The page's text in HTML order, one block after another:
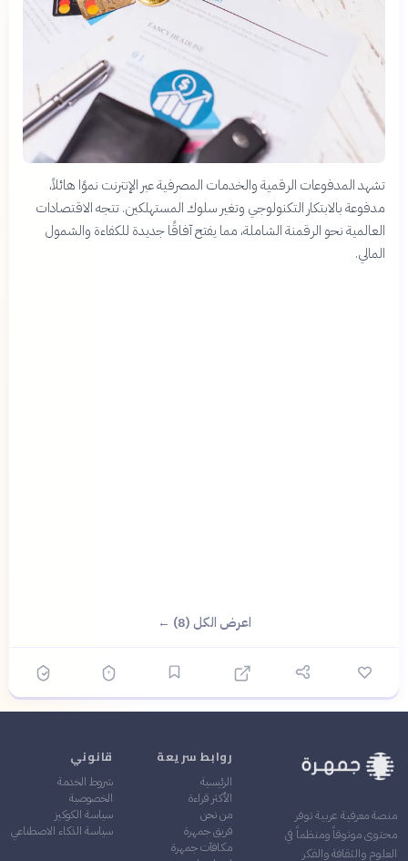
تشهد المدفوعات الرقمية والخدمات المصرفية عبر الإنترنت نموًا هائلاً،
مدفوعة بالابتكار التكنولوجي وتغير سلوك المستهلكين. تتجه الاقتصادات
العالمية نحو الرقمنة الشاملة، مما يفتح آفاقًا جديدة للكفاءة والشمول
المالي.
اعرض الكل (8) ←
منصة معرفية عربية توفر
محتوى موثوقاً ومنظماً في
العلوم والثقافة والفكر
روابط سريعة
الرئيسية
الأكثر قراءة
من نحن
فريق جمهرة
مكافآت جمهرة
قانوني
شروط الخدمة
الخصوصية
سياسة الكوكيز
سياسة الذكاء الاصطناعي